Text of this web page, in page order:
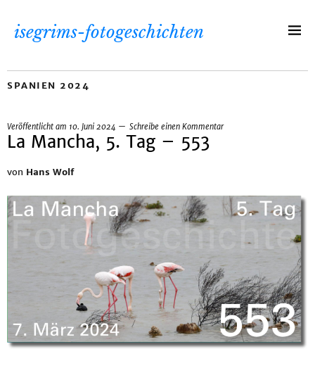
isegrims-fotogeschichten
SPANIEN 2024
Veröffentlicht am 10. Juni 2024 Schreibe einen Kommentar
La Mancha, 5. Tag – 553
von Hans Wolf